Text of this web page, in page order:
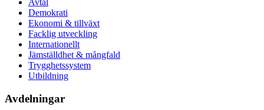
Avtal
Demokrati
Ekonomi & tillväxt
Facklig utveckling
Internationellt
Jämställdhet & mångfald
Trygghetssystem
Utbildning
Avdelningar